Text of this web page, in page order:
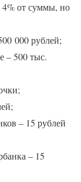
4% от суммы, но
000 рублей;
– 500 тыс.
– 15 рублей
– 15